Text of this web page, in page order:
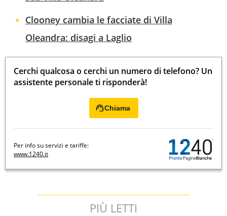
Clooney cambia le facciate di Villa
Oleandra: disagi a Laglio
Cerchi qualcosa o cerchi un numero di telefono? Un
assistente personale ti risponderà!
Chiama
Per info su servizi e tariffe:
www.1240.it
PIÙ LETTI